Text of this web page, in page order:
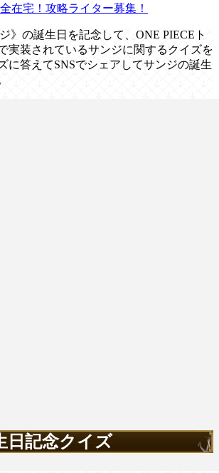
在宅！攻略ライター募集！
》の誕生日を記念して、ONE PIECEト
実装されているサンジに関するクイズを
に答えてSNSでシェアしてサンジの誕生
日記念クイズ